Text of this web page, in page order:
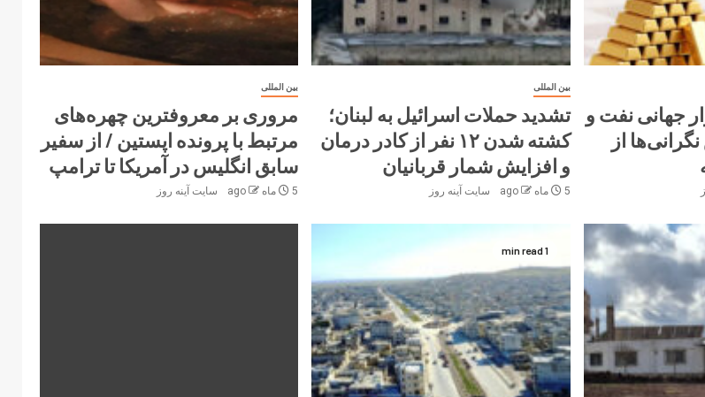
جهانی نفت و
از
بین المللی
تشدید حملات اسرائیل به لبنان؛
کشته شدن ۱۲ نفر از کادر درمان
و افزایش شمار قربانیان
5 ماه ago سایت آینه‌ روز
بین المللی
مروری بر معروفترین چهره‌های
مرتبط با پرونده اپستین / از سفیر
سابق انگلیس در آمریکا تا ترامپ
5 ماه ago سایت آینه‌ روز
1 min read